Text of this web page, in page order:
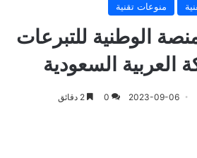
منوعات تقنية
الوطنية للتبرعات
العربية السعودية
2023-09-06
0